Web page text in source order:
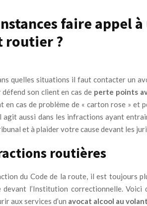
faire appel
routier ?
quelles situations il faut contacter un
défend son client en cas de perte points
en cas de problème de « carton rose » et
agit aussi dans les infractions ayant
et à plaider votre cause devant les
routières
du Code de la route, il est toujours
l’Institution correctionnelle. Voici
aux services d’un avocat alcool au volant